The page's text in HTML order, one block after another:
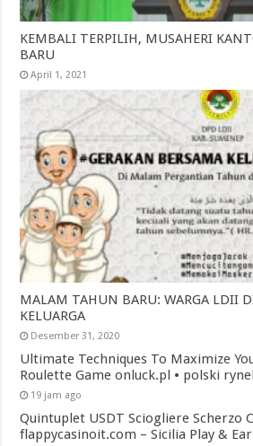
KEMBALI TERPILIH, MUSAHERI
BARU
April 1, 2021
MALAM TAHUN BARU: WARGA LDII
KELUARGA
Desember 31, 2020
Ultimate Techniques To Maximize
Roulette Game onluck.pl • polski
19 jam ago
Quintuplet USDT Sciogliere Scherzo
flappycasinoit.com – Sicilia Play &